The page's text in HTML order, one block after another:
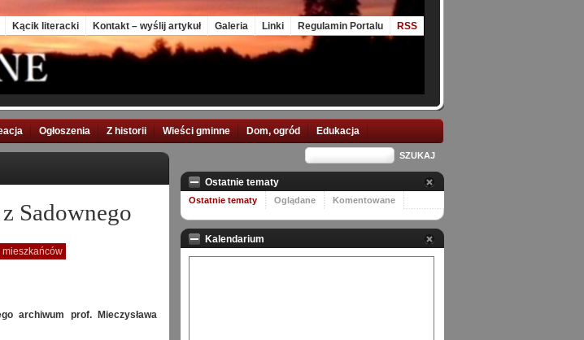
Kącik literacki Kontakt – wyślij artykuł Galeria Linki Regulamin Portalu RSS
Ogłoszenia Z historii Wieści gminne Dom, ogród Edukacja
Sadownego
archiwum prof. Mieczysława
Ostatnie tematy
Ostatnie tematy Oglądane Komentowane
Kalendarium